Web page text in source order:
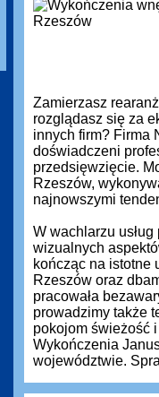
Zamierzasz
rozglądasz się za
innych firm? Firma
doświadczeni
przedsięwzięcie.
Rzeszów,
najnowszymi
W wachlarzu
wizualnych
kończąc na istotne
Rzeszów oraz
pracowała
prowadzimy także
pokojom świeżość
Wykończenia
województwie.